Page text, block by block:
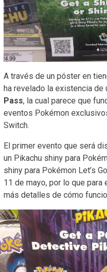
A través de un póster en
ha revelado la existencia de
Pass, la cual parece que
eventos Pokémon
Switch.
El primer evento que será
un Pikachu shiny para
shiny para Pokémon Let’s
11 de mayo, por lo que
más detalles de cómo